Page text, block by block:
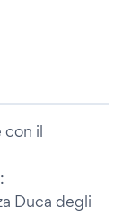
con il
Duca degli